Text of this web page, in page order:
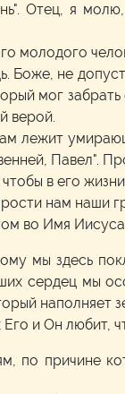
Отец, я
молодого
не
мог
верой.
лежит
Павел".
в его
нам наши
во Имя
мы здесь
сердец мы
наполняет
и Он любит,
по причине